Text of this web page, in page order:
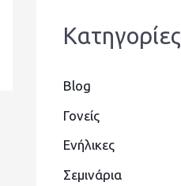
Kατηγορίες
Blog
Γονείς
Ενήλικες
Σεμινάρια